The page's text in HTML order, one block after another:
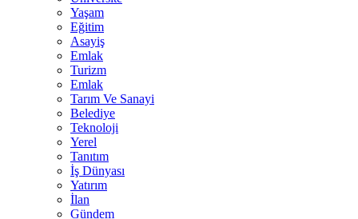
Yaşam
Eğitim
Asayiş
Emlak
Turizm
Emlak
Tarım Ve Sanayi
Belediye
Teknoloji
Yerel
Tanıtım
İş Dünyası
Yatırım
İlan
Gündem